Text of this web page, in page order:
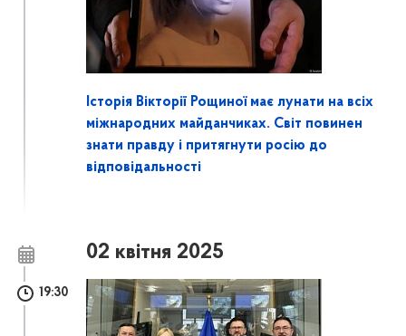
Історія Вікторії Рощиної має лунати на всіх
міжнародних майданчиках. Світ повинен
знати правду і притягнути росію до
відповідальності
02 квітня 2025
19:30